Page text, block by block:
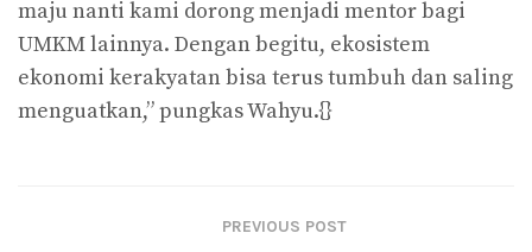
maju nanti kami dorong menjadi mentor bagi
UMKM lainnya. Dengan begitu, ekosistem
ekonomi kerakyatan bisa terus tumbuh dan saling
menguatkan,” pungkas Wahyu.{}
PREVIOUS POST